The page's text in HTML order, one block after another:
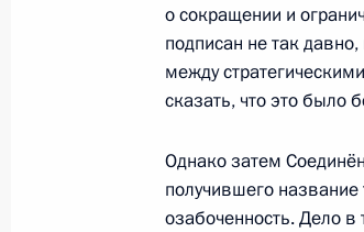
24 апреля 2012 года, 13:00
23 марта 2012
Конференция
23 марта 2012 года, 14:00
о сокращении и
подписан не так
между
сказать, что это было
Однако затем
получившего
озабоченность. Дело